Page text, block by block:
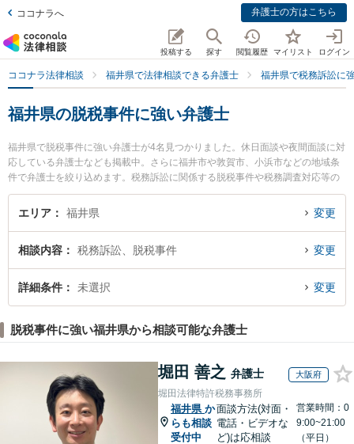
ココナラへ 弁護士の方はこちら
投稿する 探す 閲覧履歴 マイリスト ログイン
ココナラ法律相談 福井県で法律相談できる弁護士 福井県で税務訴訟に
福井県の脱税事件に強い弁護士
福井県で脱税事件に強い弁護士が4名見つかりました。休日面談や夜間面談に対
応している弁護士なども掲載中。さらに福井市や敦賀市、小浜市などの地域条
件で弁護士を絞り込めます。税務訴訟に関係する脱税事件や税務調査対応等の
細かな分野での絞り込み検索もでき便利です。』特に福井開成法律事務所の三
好 大介弁護士や弁護士法人福井ひかり総合法律事務所の光照 良眞弁護士、みど
すぐに弁護士に相談したい』『脱税事件のトラブル解決の実績豊富な近くの弁
護士を検索したい』『初回相談無料で脱税事件を法律相談できる福井県内の弁
護士に相談予約したい』などでお困りの相談者さんにおすすめです。
エリア 福井県 変更
相談内容 税務訴訟、脱税事件 変更
詳細条件 未選択 変更
脱税事件に強い福井県から相談可能な弁護士
堀田 善之 弁護士 大阪府
堀田法律特許税務事務所
福井県 か
らも相談
受付中
面談方法(対面・
電話・ビデオな
ど)は応相談
営業時間：0
9:00~21:00
（平日）